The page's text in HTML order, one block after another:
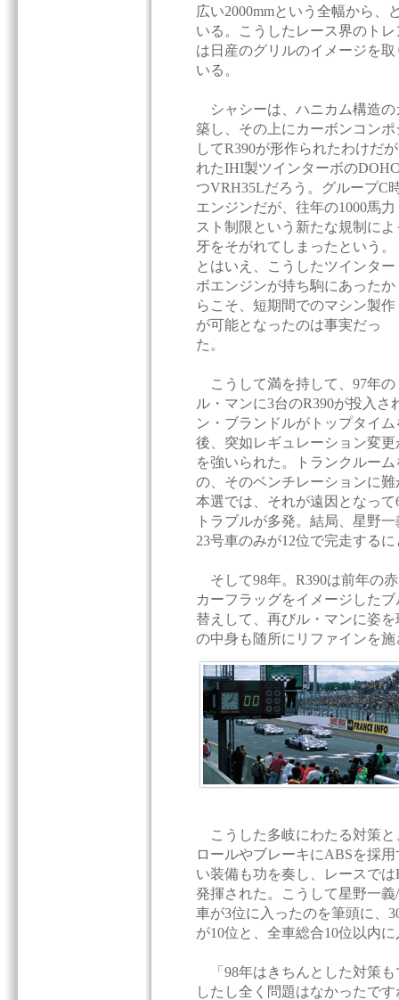
広い2000mmという全幅から
いる。こうしたレース界のト
は日産のグリルのイメージを
いる。
シャシーは、ハニカム構造の
築し、その上にカーボンコン
してR390が形作られたわけだ
れたIHI製ツインターボの
つVRH35Lだろう。グループC
エンジンだが、往年の1000馬
スト制限という新たな規制に
牙をそがれてしまったという。
とはいえ、こうしたツインター
ボエンジンが持ち駒にあったか
らこそ、短期間でのマシン製作
が可能となったのは事実だっ
た。
こうして満を持して、97年の
ル・マンに3台のR390が投入
ン・ブランドルがトップタイ
後、突如レギュレーション変
を強いられた。トランクルー
の、そのベンチレーションに
本選では、それが遠因となっ
トラブルが多発。結局、星野
23号車のみが12位で完走する
そして98年。R390は前年の
カーフラッグをイメージした
替えして、再びル・マンに姿
の中身も随所にリファインを
こうした多岐にわたる対策と
ロールやブレーキにABSを採
い装備も功を奏し、レースで
発揮された。こうして星野一
車が3位に入ったのを筆頭に、
が10位と、全車総合10位以内
「98年はきちんとした対策
したし全く問題はなかったで